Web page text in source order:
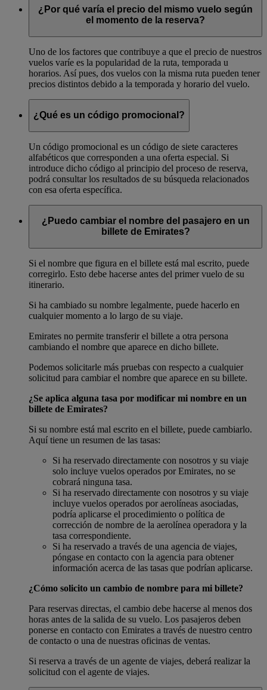
¿Por qué varía el precio del mismo vuelo según
el momento de la reserva?
Uno de los factores que contribuye a que el precio de nuestros
vuelos varíe es la popularidad de la ruta, temporada u
horarios. Así pues, dos vuelos con la misma ruta pueden tener
precios distintos debido a la temporada y horario del vuelo.
¿Qué es un código promocional?
Un código promocional es un código de siete caracteres
alfabéticos que corresponden a una oferta especial. Si
introduce dicho código al principio del proceso de reserva,
podrá consultar los resultados de su búsqueda relacionados
con esa oferta específica.
¿Puedo cambiar el nombre del pasajero en un
billete de Emirates?
Si el nombre que figura en el billete está mal escrito, puede
corregirlo. Esto debe hacerse antes del primer vuelo de su
itinerario.
Si ha cambiado su nombre legalmente, puede hacerlo en
cualquier momento a lo largo de su viaje.
Emirates no permite transferir el billete a otra persona
cambiando el nombre que aparece en dicho billete.
Podemos solicitarle más pruebas con respecto a cualquier
solicitud para cambiar el nombre que aparece en su billete.
¿Se aplica alguna tasa por modificar mi nombre en un
billete de Emirates?
Si su nombre está mal escrito en el billete, puede cambiarlo.
Aquí tiene un resumen de las tasas:
Si ha reservado directamente con nosotros y su viaje
solo incluye vuelos operados por Emirates, no se
cobrará ninguna tasa.
Si ha reservado directamente con nosotros y su viaje
incluye vuelos operados por aerolíneas asociadas,
podría aplicarse el procedimiento o política de
corrección de nombre de la aerolínea operadora y la
tasa correspondiente.
Si ha reservado a través de una agencia de viajes,
póngase en contacto con la agencia para obtener
información acerca de las tasas que podrían aplicarse.
¿Cómo solicito un cambio de nombre para mi billete?
Para reservas directas, el cambio debe hacerse al menos dos
horas antes de la salida de su vuelo. Los pasajeros deben
ponerse en contacto con Emirates a través de nuestro centro
de contacto o una de nuestras oficinas de ventas.
Si reserva a través de un agente de viajes, deberá realizar la
solicitud con el agente de viajes.